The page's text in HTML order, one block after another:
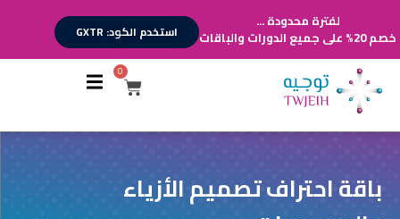
لفترة محدودة ...
خصم 20% على جميع الدورات والباقات استخدم الكود: GXTR
0
أقسام الدورات
تسجيل الدخول
تسجيل حساب
باقة احتراف تصميم الأزياء